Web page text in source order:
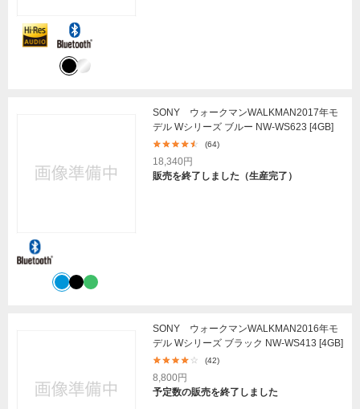
SONY ウォークマンWALKMAN2017年モ
デル Wシリーズ ブルー NW-WS623 [4GB]
(64)
18,340円
販売を終了しました（生産完了）
SONY ウォークマンWALKMAN2016年モ
デル Wシリーズ ブラック NW-WS413 [4GB]
(42)
8,800円
予定数の販売を終了しました